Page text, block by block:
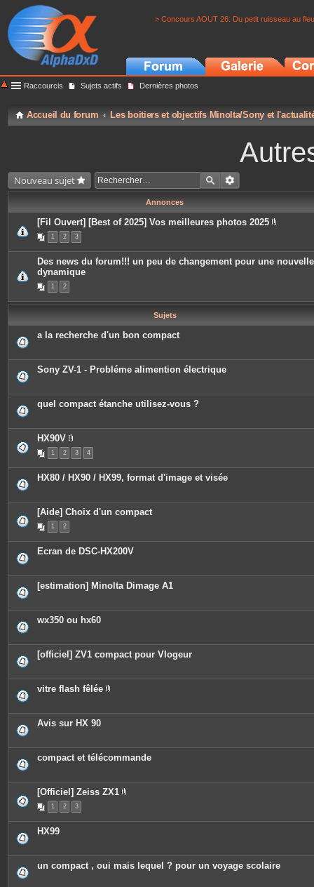
> Concours AOUT 26: Du petit ruisseau au
Raccourcis Sujets actifs Dernières photos
Accueil du forum Les boitiers et objectifs Minolta/Sony et
Nouveau sujet
Annonces
[Fil Ouvert] [Best of 2025] Vos meilleures photos 2025
c
e
n
1 2 3
Des news du forum!!! un peu de changement pour une nouvelle
dynamique
1 2
Sujets
a la recherche d'un bon compact
Sony ZV-1 - Probléme alimention électrique
quel compact étanche utilisez-vous ?
HX90V
P
c
e
o
i
1 2 3 4
HX80 / HX90 / HX99, format d'image et visée
[Aide] Choix d'un compact
1 2
Ecran de DSC-HX200V
[estimation] Minolta Dimage A1
wx350 ou hx60
[officiel] ZV1 compact pour Vlogeur
vitre flash fêlée
è
j
o
i
t
e
s
Avis sur HX 90
compact et télécommande
[Officiel] Zeiss ZX1
c
o
i
1 2 3
HX99
un compact , oui mais lequel ? pour un voyage scolaire